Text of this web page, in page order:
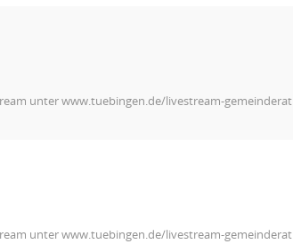
unter www.tuebingen.de/livestream-gemeinderat
unter www.tuebingen.de/livestream-gemeinderat